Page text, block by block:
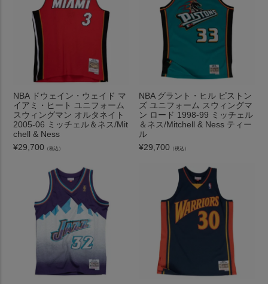
NBA ドウェイン・ウェイド マ
イアミ・ヒート ユニフォーム
スウィングマン オルタネイト
2005-06 ミッチェル＆ネス/Mit
chell & Ness
¥29,700 （税込）
NBA グラント・ヒル ピストン
ズ ユニフォーム スウィングマ
ン ロード 1998-99 ミッチェル
＆ネス/Mitchell & Ness ティー
ル
¥29,700 （税込）